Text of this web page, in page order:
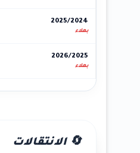
2025/2024
بهلاء
2026/2025
بهلاء
🔄 الانتقالات